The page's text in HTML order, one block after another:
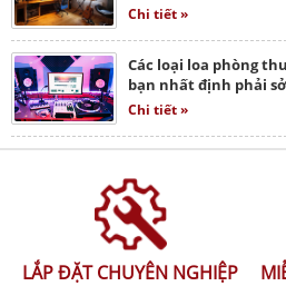
Chi tiết »
Các loại loa phòng thu
bạn nhất định phải
Chi tiết »
LẮP ĐẶT CHUYÊN NGHIỆP